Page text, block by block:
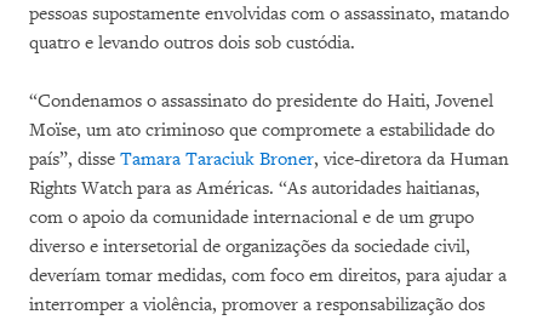
pessoas supostamente envolvidas com o assassinato, matando
quatro e levando outros dois sob custódia.
“Condenamos o assassinato do presidente do Haiti, Jovenel
Moïse, um ato criminoso que compromete a estabilidade do
país”, disse Tamara Taraciuk Broner, vice-diretora da Human
Rights Watch para as Américas. “As autoridades haitianas,
com o apoio da comunidade internacional e de um grupo
diverso e intersetorial de organizações da sociedade civil,
deveríam tomar medidas, com foco em direitos, para ajudar a
interromper a violência, promover a responsabilização dos